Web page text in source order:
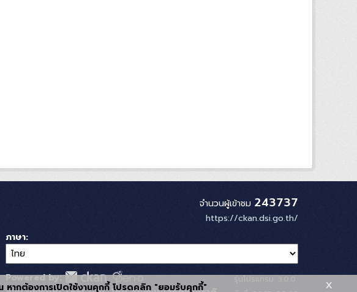
จำนวนผู้เข้าชม 243737
https://ckan.dsi.go.th/
ภาษา
Powered by:
หากต้องการเปิดใช้งานคุกกี้ โปรดคลิก "ยอมรับคุกกี้" x